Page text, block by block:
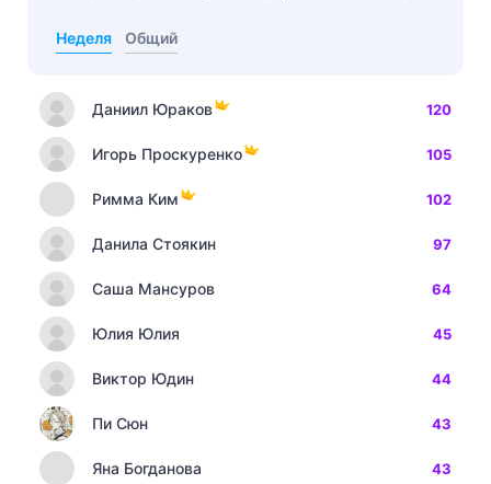
Неделя Общий
Даниил Юраков 120
Игорь Проскуренко 105
Римма Ким 102
Данила Стоякин 97
Саша Мансуров 64
Юлия Юлия 45
Виктор Юдин 44
Пи Сюн 43
Яна Богданова 43